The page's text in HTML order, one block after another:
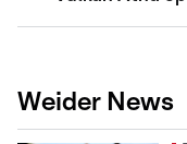
Weider News